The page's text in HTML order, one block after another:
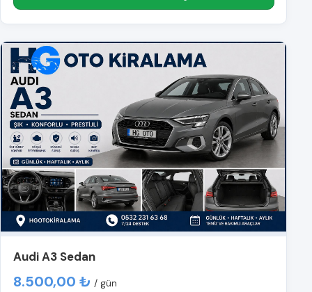
Audi A3 Sedan
8.500,00 ₺ / gün